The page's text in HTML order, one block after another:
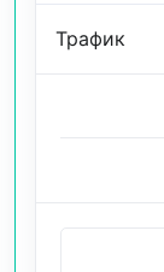
Трафик